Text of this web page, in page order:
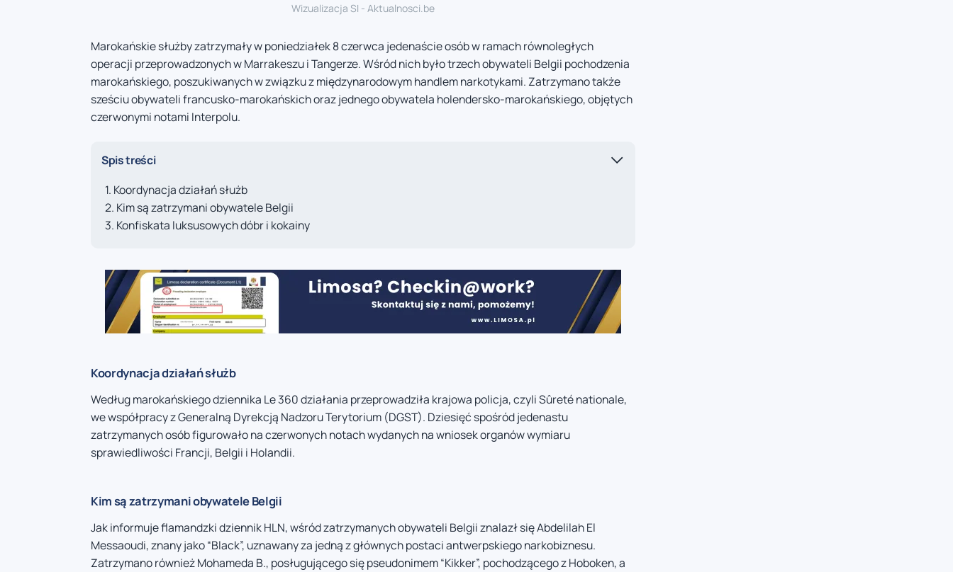
Wizualizacja SI - Aktualnosci.be
Marokańskie służby zatrzymały w poniedziałek 8 czerwca jedenaście osób w ramach równoległych
operacji przeprowadzonych w Marrakeszu i Tangerze. Wśród nich było trzech obywateli Belgii pochodzenia
marokańskiego, poszukiwanych w związku z międzynarodowym handlem narkotykami. Zatrzymano także
sześciu obywateli francusko-marokańskich oraz jednego obywatela holendersko-marokańskiego, objętych
czerwonymi notami Interpolu.
Spis treści
Koordynacja działań służb
Kim są zatrzymani obywatele Belgii
Konfiskata luksusowych dóbr i kokainy
Koordynacja działań służb
Według marokańskiego dziennika Le 360 działania przeprowadziła krajowa policja, czyli Sûreté nationale,
we współpracy z Generalną Dyrekcją Nadzoru Terytorium (DGST). Dziesięć spośród jedenastu
zatrzymanych osób figurowało na czerwonych notach wydanych na wniosek organów wymiaru
sprawiedliwości Francji, Belgii i Holandii.
Kim są zatrzymani obywatele Belgii
Jak informuje flamandzki dziennik HLN, wśród zatrzymanych obywateli Belgii znalazł się Abdelilah El
Messaoudi, znany jako “Black”, uznawany za jedną z głównych postaci antwerpskiego narkobiznesu.
Zatrzymano również Mohameda B., posługującego się pseudonimem “Kikker”, pochodzącego z Hoboken, a